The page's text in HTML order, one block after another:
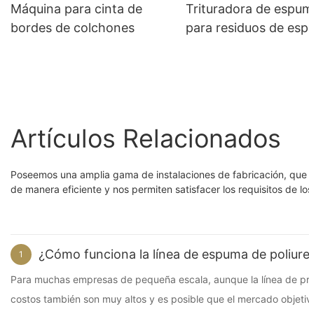
Máquina para cinta de
bordes de colchones
Trituradora de
para residuos de
Artículos Relacionados
Poseemos una amplia gama de instalaciones de fabricación,
de manera eficiente y nos permiten satisfacer los requisitos de
1 ¿Cómo funciona la línea de espuma de
Para muchas empresas de pequeña escala, aunque la línea de
costos también son muy altos y es posible que el mercado